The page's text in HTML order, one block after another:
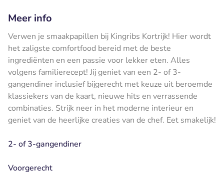
Meer info
Verwen je smaakpapillen bij Kingribs Kortrijk! Hier wordt
het zaligste comfortfood bereid met de beste
ingrediënten en een passie voor lekker eten. Alles
volgens familierecept! Jij geniet van een 2- of 3-
gangendiner inclusief bijgerecht met keuze uit beroemde
klassiekers van de kaart, nieuwe hits en verrassende
combinaties. Strijk neer in het moderne interieur en
geniet van de heerlijke creaties van de chef. Eet smakelijk!
2- of 3-gangendiner
Voorgerecht